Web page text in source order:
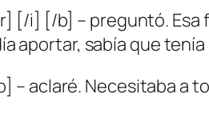
i] [/b] – preguntó. Esa
aportar, sabía que
aclaré. Necesitaba a